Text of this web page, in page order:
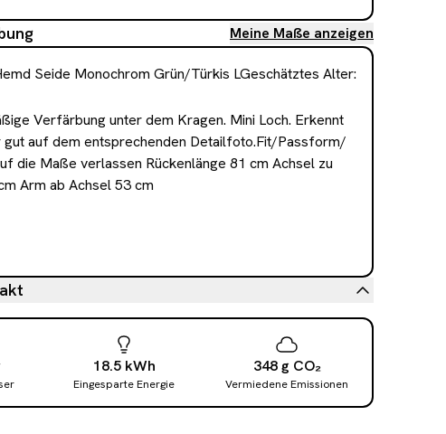
Meine Maße anzeigen
Seide Monochrom Grün/Türkis LGeschätztes Alter:
Verfärbung unter dem Kragen. Mini Loch. Erkennt
gut auf dem entsprechenden Detailfoto.Fit/Passform/
die Maße verlassen Rückenlänge 81 cm Achsel zu
Arm ab Achsel 53 cm
18.5 kWh
Eingesparte Energie
348g CO₂
Vermiedene Emissionen